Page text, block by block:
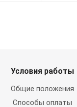
Условия работы
Общие положения
Способы оплаты